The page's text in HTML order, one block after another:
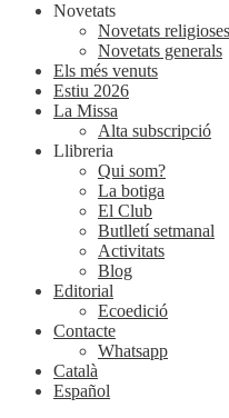
Novetats
Novetats religioses
Novetats generals
Els més venuts
Estiu 2026
La Missa
Alta subscripció
Llibreria
Qui som?
La botiga
El Club
Butlletí setmanal
Activitats
Blog
Editorial
Ecoedició
Contacte
Whatsapp
Català
Español